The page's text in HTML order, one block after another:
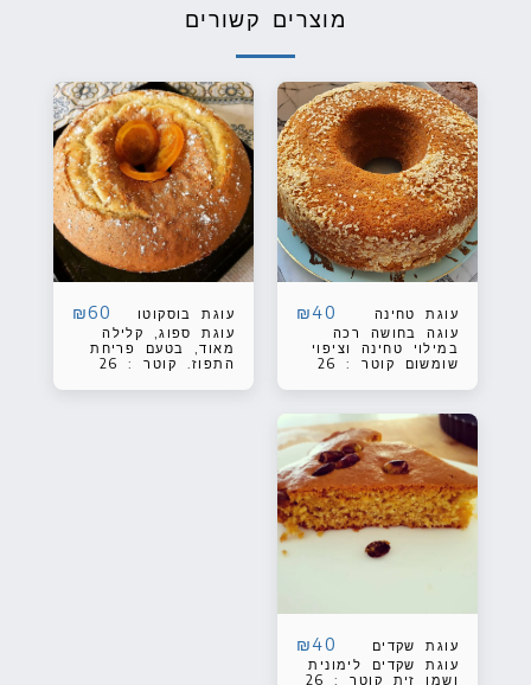
מוצרים קשורים
עוגת טחינה ₪40
עוגה בחושה רכה
במילוי טחינה וציפוי
שומשום קוטר : 26
עוגת בוסקוטו ₪60
עוגת ספוג, קלילה
מאוד, בטעם פריחת
התפוז. קוטר : 26
עוגת שקדים ₪40
עוגת שקדים לימונית
ושמן זית קוטר : 26